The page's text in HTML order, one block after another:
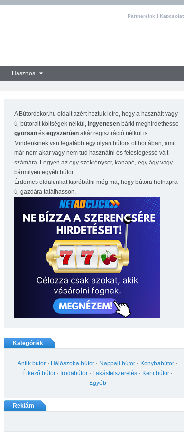
Partnereink | Kapcsolat
Hasznos
A Bútordekor.hu oldalt azért hoztuk létre, hogy a használt vagy
új bútorait költségek nélkül, ingyenesen bárki meghirdethesse
gyorsan és egyszerûen akár regisztráció nélkül is.
Mindenkinek van legalább egy olyan bútora otthonában, amit
már nem akar vagy nem tud használni és feleslegessé vált
számára. Legyen az egy szekrénysor, kanapé, egy ágy vagy
bármilyen egyéb bútor.
Érdemes oldalunkat kipróbálni még ma, hogy bútora holnapra
új gazdára találhasson.
Kategóriák
Antik bútor · Hálószoba bútor · Nappali bútor · Konyhabútor ·
Étkező bútor · Irodabútor · Lakásfelszerelés · Kerti bútor ·
Egyéb
Reklám